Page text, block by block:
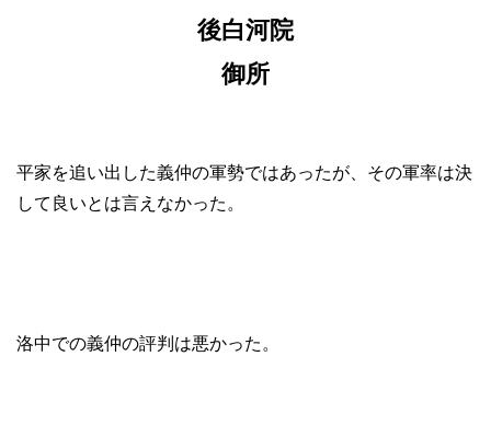
後白河院
御所
平家を追い出した義仲の軍勢ではあったが、その軍率は決
して良いとは言えなかった。
洛中での義仲の評判は悪かった。